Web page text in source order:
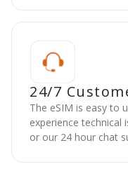
24/7
The eSIM is easy to
experience technical
or our 24 hour chat